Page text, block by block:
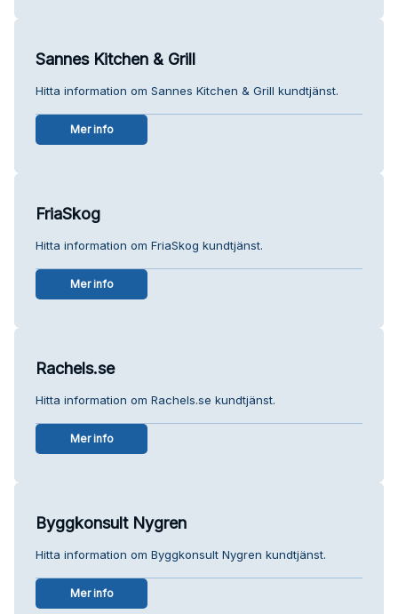
Sannes Kitchen & Grill
Hitta information om Sannes Kitchen & Grill kundtjänst.
Mer info
FriaSkog
Hitta information om FriaSkog kundtjänst.
Mer info
Rachels.se
Hitta information om Rachels.se kundtjänst.
Mer info
Byggkonsult Nygren
Hitta information om Byggkonsult Nygren kundtjänst.
Mer info